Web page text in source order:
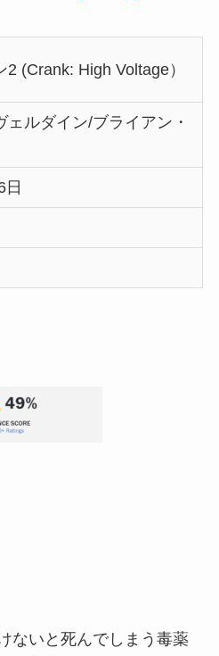
2 (Crank: High Voltage）
ェルダイン/ブライアン・
日
ないと死んでしまう毒薬